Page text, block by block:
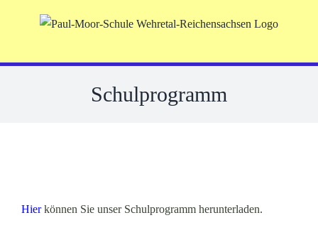
Schulprogramm
Hierkönnen Sie unser Schulprogramm herunterladen.